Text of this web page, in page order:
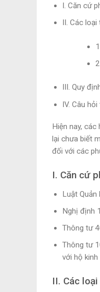
I. Căn cứ
II. Các loại
III. Quy
IV. Câu
Hiện nay,
lại chưa biết
đối với các
I. Căn cứ
Luật Quản
Nghị định
Thông tư
Thông tư
với hộ kinh
II. Các